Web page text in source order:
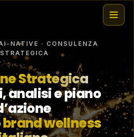
NATIVE · CONSULENZA
STRATEGICA
Strategica
analisi e piano
brand wellness